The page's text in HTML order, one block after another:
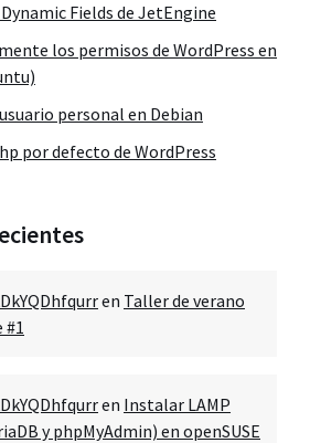
Fields de JetEngine
los permisos de WordPress en
personal en Debian
por defecto de WordPress
en Taller de verano
#1
en Instalar LAMP
y phpMyAdmin) en openSUSE